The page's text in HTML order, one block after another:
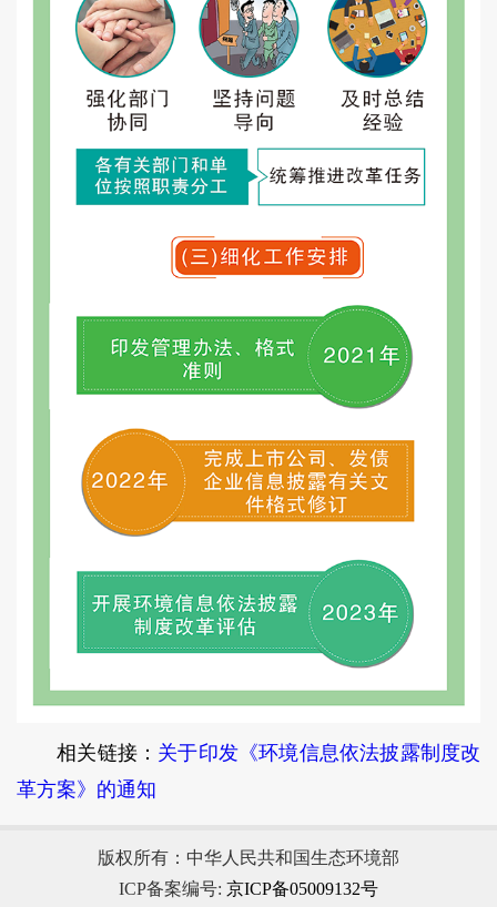
相关链接： 关于印发《环境信息依法披露制度改
革方案》的通知
版权所有：中华人民共和国生态环境部
ICP备案编号: 京ICP备05009132号